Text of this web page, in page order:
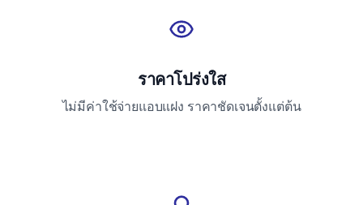
ราคาโปร่งใส
ไม่มีค่าใช้จ่ายแอบแฝง ราคาชัดเจนตั้งแต่ต้น